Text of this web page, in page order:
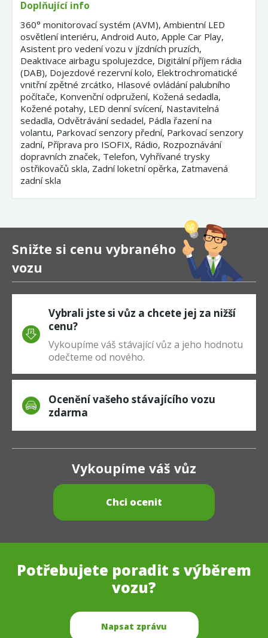
Doplňující info
360° monitorovací systém (AVM), Ambientní LED
osvětlení interiéru, Android Auto, Apple Car Play,
Asistent pro vedení vozu v jízdních pruzích,
Deaktivace airbagu spolujezdce, Digitální příjem rádia
(DAB), Dojezdové rezervní kolo, Elektrochromatické
vnitřní zpětné zrcátko, Hlasové ovládání palubního
počítače, Konvenční odpružení, Kožená sedadla,
Kožené potahy, LED denní svícení, Nastavitelná
sedadla, Odvětrávání sedadel, Pádla řazení na
volantu, Parkovací senzory přední, Parkovací senzory
zadní, Příprava pro ISOFIX, Rádio, Rozpoznávání
dopravních značek, Telefon, Vyhřívané trysky
ostřikovačů skla, Zadní loketní opěrka, Zatmavená
zadní skla
Snižte si cenu vybraného
vozu
Vybrali jste si vůz a chcete jej za nižší
cenu?
Vykoupíme váš stávající vůz a jeho hodnotu
odečteme od nového.
Ocenění vašeho stávajícího vozu
zdarma
Vykoupíme váš vůz
Chci ocenit
Potřebujete poradit s výběrem
vozu?
Napsat zprávu